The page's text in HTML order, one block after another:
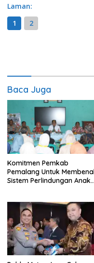
Laman:
1
2
Baca Juga
Komitmen Pemkab
Pemalang Untuk
Sistem Perlindungan Anak